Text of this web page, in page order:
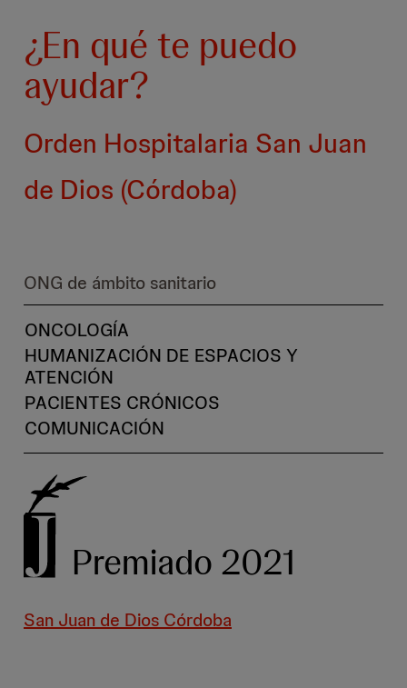
¿En qué te puedo
ayudar?
Orden Hospitalaria San Juan
de Dios (Córdoba)
ONG de ámbito sanitario
ONCOLOGÍA
HUMANIZACIÓN DE ESPACIOS Y
ATENCIÓN
PACIENTES CRÓNICOS
COMUNICACIÓN
Premiado 2021
San Juan de Dios Córdoba